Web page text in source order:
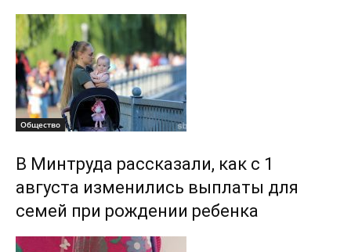
Общество
В Минтруда рассказали, как с 1
августа изменились выплаты для
семей при рождении ребенка